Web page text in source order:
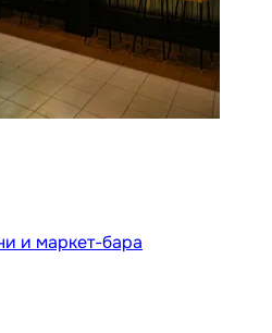
и маркет-бара